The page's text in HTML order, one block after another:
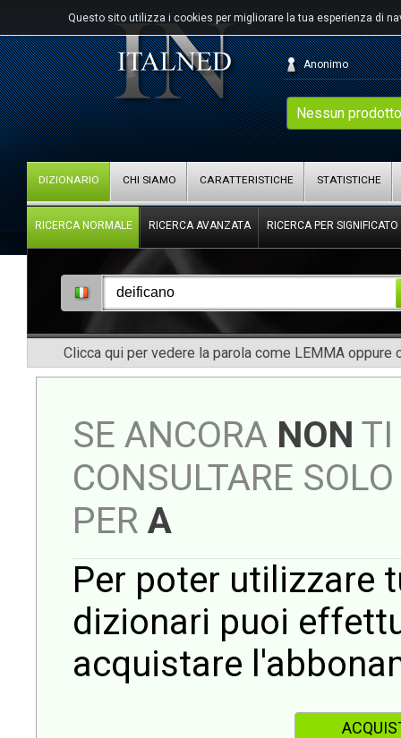
Questo sito utilizza i cookies per migliorare la tua esperienza di
Nessun
Anonimo
DIZIONARIO CHI SIAMO CARATTERISTICHE STATISTICHE
RICERCA NORMALE RICERCA AVANZATA RICERCA PER SIGNIFICATO
Clicca qui per vedere la parola come LEMMA oppure
SE ANCORA NON TI
CONSULTARE
PER A
Per poter utilizzare
dizionari puoi
acquistare